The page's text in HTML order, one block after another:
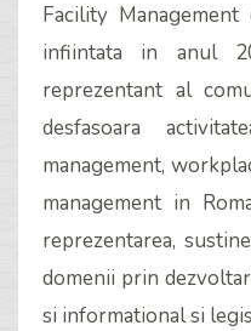
Facility
infiintata in anul
reprezentant al
desfasoara
management,
management in
reprezentarea,
domenii prin
si informational si